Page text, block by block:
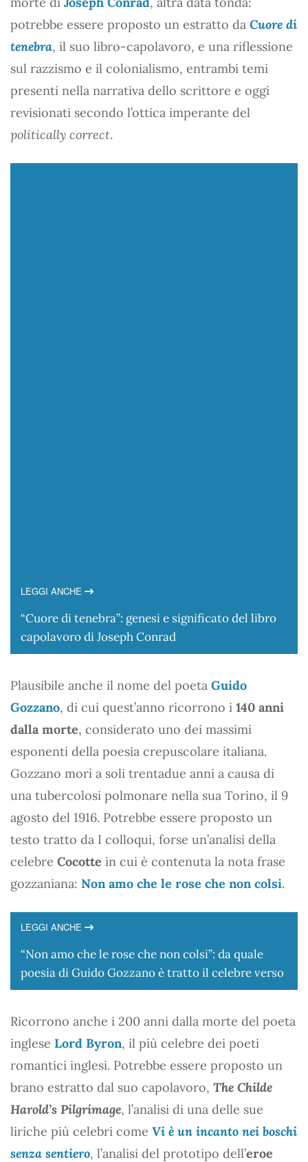
potrebbe essere proposto un estratto da Cuore di
tenebra, il suo libro-capolavoro, e una riflessione
sul razzismo e il colonialismo, entrambi temi
presenti nella narrativa dello scrittore e oggi
revisionati secondo l’ottica imperante del
politically correct.
LEGGI ANCHE
“Cuore di tenebra”: genesi e significato del libro
capolavoro di Joseph Conrad
Plausibile anche il nome del poeta Guido
Gozzano, di cui quest’anno ricorrono i 140 anni
dalla morte, considerato uno dei massimi
esponenti della poesia crepuscolare italiana.
Gozzano morì a soli trentadue anni a causa di
una tubercolosi polmonare nella sua Torino, il 9
agosto del 1916. Potrebbe essere proposto un
testo tratto da I colloqui, forse un’analisi della
celebre Cocotte in cui è contenuta la nota frase
gozzaniana: Non amo che le rose che non colsi.
LEGGI ANCHE
“Non amo che le rose che non colsi”: da quale
poesia di Guido Gozzano è tratto il celebre verso
Ricorrono anche i 200 anni dalla morte del poeta
inglese Lord Byron, il più celebre dei poeti
romantici inglesi. Potrebbe essere proposto un
brano estratto dal suo capolavoro, The Childe
Harold’s Pilgrimage, l’analisi di una delle sue
liriche più celebri come Vi è un incanto nei boschi
senza sentiero, l’analisi del prototipo dell’eroe